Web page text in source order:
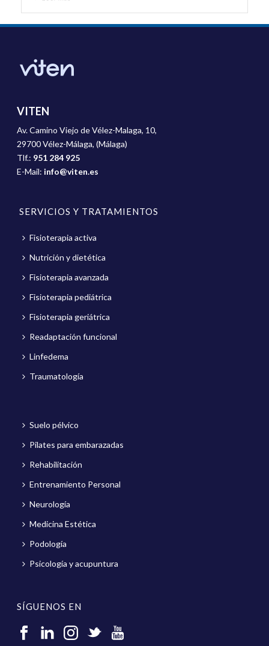
VITEN
Av. Camino Viejo de Vélez-Malaga, 10,
29700 Vélez-Málaga, (Málaga)
Tlf.: 951 284 925
E-Mail: info@viten.es
SERVICIOS Y TRATAMIENTOS
Fisioterapia activa
Nutrición y dietética
Fisioterapia avanzada
Fisioterapia pediátrica
Fisioterapia geriátrica
Readaptación funcional
Linfedema
Traumatología
Suelo pélvico
Pilates para embarazadas
Rehabilitación
Entrenamiento Personal
Neurología
Medicina Estética
Podología
Psicología y acupuntura
SÍGUENOS EN